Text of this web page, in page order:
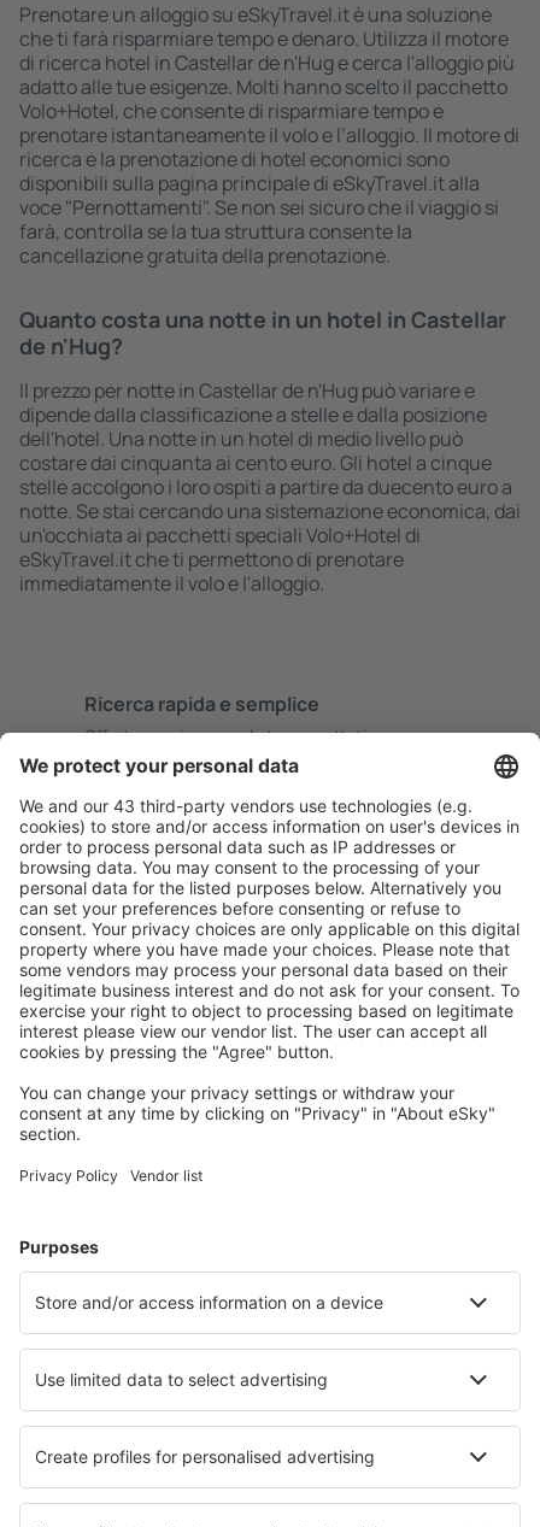
Prenotare un alloggio su eSkyTravel.it è una soluzione
che ti farà risparmiare tempo e denaro. Utilizza il motore
di ricerca hotel in Castellar de n'Hug e cerca l'alloggio più
adatto alle tue esigenze. Molti hanno scelto il pacchetto
Volo+Hotel, che consente di risparmiare tempo e
prenotare istantaneamente il volo e l’alloggio. Il motore di
ricerca e la prenotazione di hotel economici sono
disponibili sulla pagina principale di eSkyTravel.it alla
voce "Pernottamenti". Se non sei sicuro che il viaggio si
farà, controlla se la tua struttura consente la
cancellazione gratuita della prenotazione.
Quanto costa una notte in un hotel in Castellar
de n'Hug?
Il prezzo per notte in Castellar de n'Hug può variare e
dipende dalla classificazione a stelle e dalla posizione
dell'hotel. Una notte in un hotel di medio livello può
costare dai cinquanta ai cento euro. Gli hotel a cinque
stelle accolgono i loro ospiti a partire da duecento euro a
notte. Se stai cercando una sistemazione economica, dai
un'occhiata ai pacchetti speciali Volo+Hotel di
eSkyTravel.it che ti permettono di prenotare
immediatamente il volo e l'alloggio.
Ricerca rapida e semplice
Offerta su misura per le tue aspettative.
Pianifica in sicurezza
Prenotazione senza pensieri con possibilità di
cancellazione gratuita.
Risparmia di più
Prezzi attraenti e offerte speciali per gli utenti registrati.
L’alloggio che ti piace
Scegli tra oltre 1,3 milioni di strutture: hotel, lodge,
Gli hotel più ricercati dagli utenti eSky
Hotel a Barcellona Hotel in Marbella Hotel in Mijas
Hotel in Cangas de Morrazo Hotel in Alhaurin de la Torre
Hotel in Calella de Palafrugell Hotel in Maspalomas